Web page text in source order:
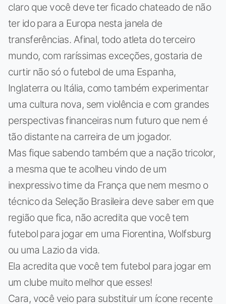
claro que você deve ter ficado chateado de não
ter ido para a Europa nesta janela de
transferências. Afinal, todo atleta do terceiro
mundo, com raríssimas exceções, gostaria de
curtir não só o futebol de uma Espanha,
Inglaterra ou Itália, como também experimentar
uma cultura nova, sem violência e com grandes
perspectivas financeiras num futuro que nem é
tão distante na carreira de um jogador.
Mas fique sabendo também que a nação tricolor,
a mesma que te acolheu vindo de um
inexpressivo time da França que nem mesmo o
técnico da Seleção Brasileira deve saber em que
região que fica, não acredita que você tem
futebol para jogar em uma Fiorentina, Wolfsburg
ou uma Lazio da vida.
Ela acredita que você tem futebol para jogar em
um clube muito melhor que esses!
Cara, você veio para substituir um ícone recente